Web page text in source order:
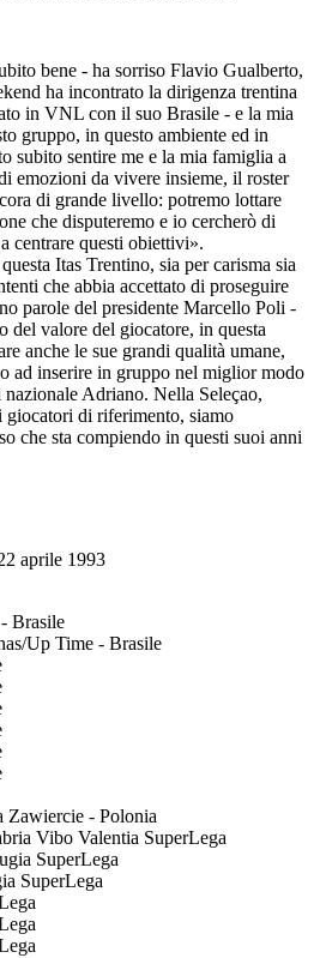
bene - ha sorriso Flavio Gualberto,
ha incontrato la dirigenza trentina
in VNL con il suo Brasile - e la mia
gruppo, in questo ambiente ed in
subito sentire me e la mia famiglia a
emozioni da vivere insieme, il roster
di grande livello: potremo lottare
che disputeremo e io cercherò di
centrare questi obiettivi».
Itas Trentino, sia per carisma sia
che abbia accettato di proseguire
parole del presidente Marcello Poli -
del valore del giocatore, in questa
anche le sue grandi qualità umane,
ad inserire in gruppo nel miglior modo
Adriano. Nella Seleçao,
giocatori di riferimento, siamo
che sta compiendo in questi suoi anni
aprile 1993
Brasile
Up Time - Brasile
Zawiercie - Polonia
Vibo Valentia SuperLega
SuperLega
SuperLega